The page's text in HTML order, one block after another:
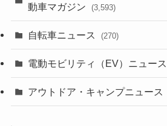
(637)
(118)
(60)
(251)
(38) (249)
(306)
(6,953)
(2,473)
(1,226)
動車マガジン
(3,593)
(184)
自転車ニュース (270)
(54)
(211)
電動モビリティ（EV）ニュース
(132)
アウトドア・キャンプニュース